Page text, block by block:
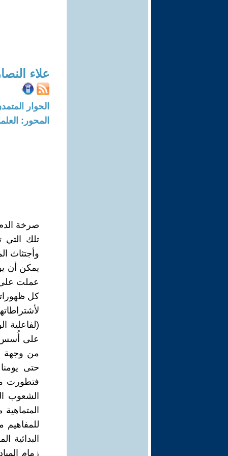
علاء
الحوار المتمدن-العدد:
المحور:
صرخة
تلك التي
وأجتثاث
يمكن أن
عملت على
كل
(لفاعلية
على أُسس
من وجهة
حتى
فتطورت
الشعوب
زمام